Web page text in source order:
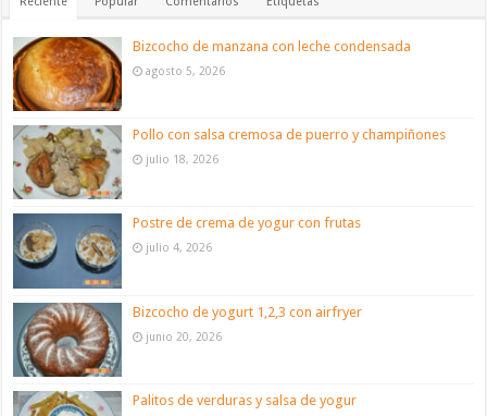
Bizcocho de manzana con leche condensada
agosto 5, 2026
Pollo con salsa cremosa de puerro y champiñones
julio 18, 2026
Postre de crema de yogur con frutas
julio 4, 2026
Bizcocho de yogurt 1,2,3 con airfryer
junio 20, 2026
Palitos de verduras y salsa de yogur